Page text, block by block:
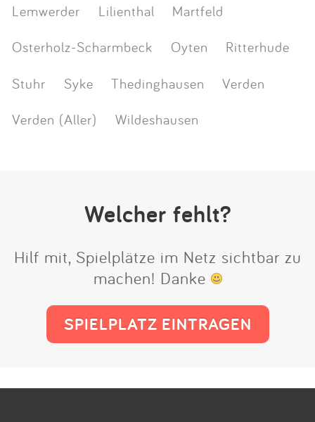
Lemwerder
Lilienthal
Martfeld
Osterholz-Scharmbeck
Oyten
Ritterhude
Stuhr
Syke Thedinghausen
Verden
Verden (Aller)
Wildeshausen
Welcher fehlt?
Hilf mit, Spielplätze im Netz sichtbar zu
machen! Danke
SPIELPLATZ EINTRAGEN